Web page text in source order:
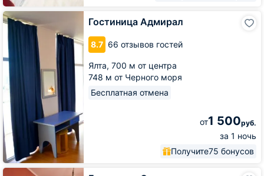
Гостиница Адмирал
8.7 66 отзывов гостей
Ялта, 700 м от центра
748 м от Черного моря
Бесплатная отмена
от1 500руб.
за 1 ночь
Получите75 бонусов
Гостиница
Адмирал
Гостиница